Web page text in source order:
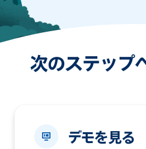
次のステップ
デモを見る